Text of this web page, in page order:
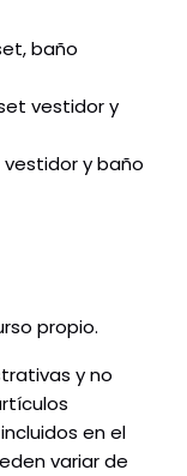
baño
vestidor y
y baño
propio.
y no
en el
variar de